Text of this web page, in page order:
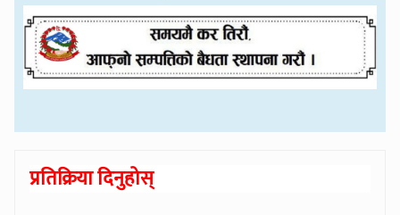
प्रतिक्रिया दिनुहोस्